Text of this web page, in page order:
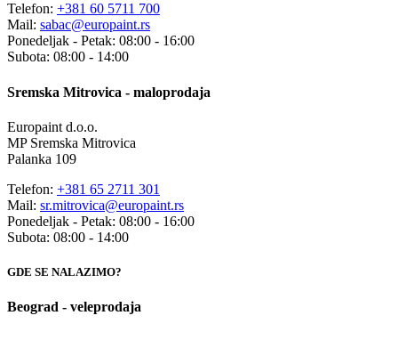
Telefon: +381 60 5711 700
Mail: sabac@europaint.rs
Ponedeljak - Petak: 08:00 - 16:00
Subota: 08:00 - 14:00
Sremska Mitrovica - maloprodaja
Europaint d.o.o.
MP Sremska Mitrovica
Palanka 109
Telefon: +381 65 2711 301
Mail: sr.mitrovica@europaint.rs
Ponedeljak - Petak: 08:00 - 16:00
Subota: 08:00 - 14:00
GDE SE NALAZIMO?
Beograd - veleprodaja